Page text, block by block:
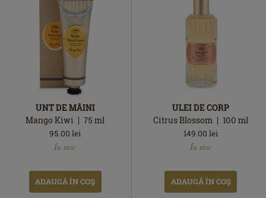
UNT DE MÂINI
Mango Kiwi
75ml
95.00 lei
În stoc
ADAUGĂ ÎN COŞ
ULEI DE CORP
Citrus Blossom
100ml
149.00 lei
În stoc
ADAUGĂ ÎN COŞ